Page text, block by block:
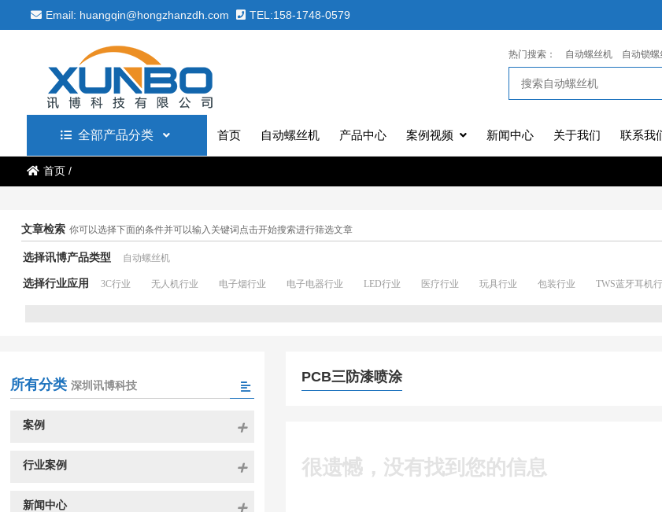
Email: huangqin@hongzhanzdh.com TEL:158-1748-0579
热门搜索： 自动螺丝机 自动锁
全部产品分类 首页 自动螺丝机 产品中心 案例视频 新闻中心 关于我们 联系我
首页/
文章检索 你可以选择下面的条件并可以输入关键词点击开始搜索进行筛选文章
选择讯博产品类型 自动螺丝机
选择行业应用 3C行业 无人机行业 电子烟行业 电子电器行业 LED行业 医疗行业 玩具行业 包装行业 TWS蓝牙耳机
PCB三防漆喷涂
很遗憾，没有找到您的信息
所有分类 深圳讯博科技
案例
行业案例
新闻中心